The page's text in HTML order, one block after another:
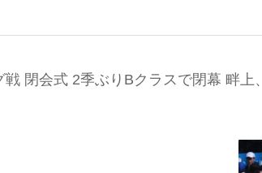
戦 閉会式 2季ぶりBクラスで閉幕 畔